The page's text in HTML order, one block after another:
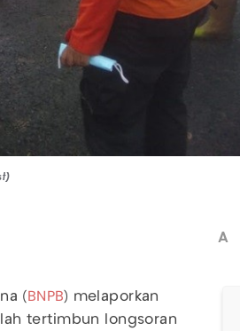
A
( BNPB) melaporkan
tertimbun longsoran